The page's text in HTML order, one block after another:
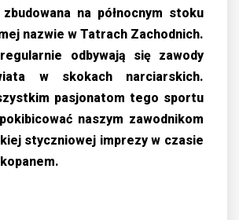
na północnym stoku
nazwie w Tatrach Zachodnich.
odbywają się zawody
w skokach narciarskich.
pasjonatom tego sportu
naszym zawodnikom
styczniowej imprezy w czasie